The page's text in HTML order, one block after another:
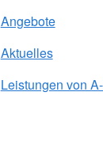
Angebote
Aktuelles
Leistungen von